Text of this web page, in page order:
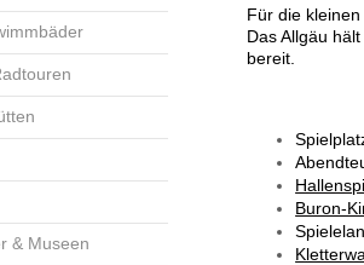
Für die
Das Allgäu
bereit.
Buron-
& Museen